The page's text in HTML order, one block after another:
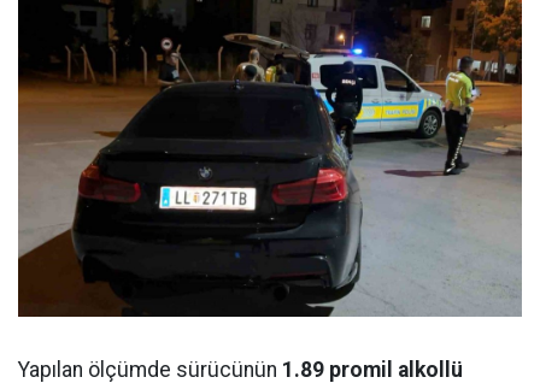
Yapılan ölçümde sürücünün 1.89 promil alkollü